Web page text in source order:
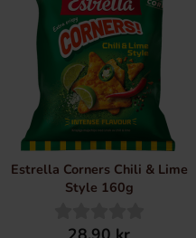
Estrella Corners Chili & Lime
Style 160g